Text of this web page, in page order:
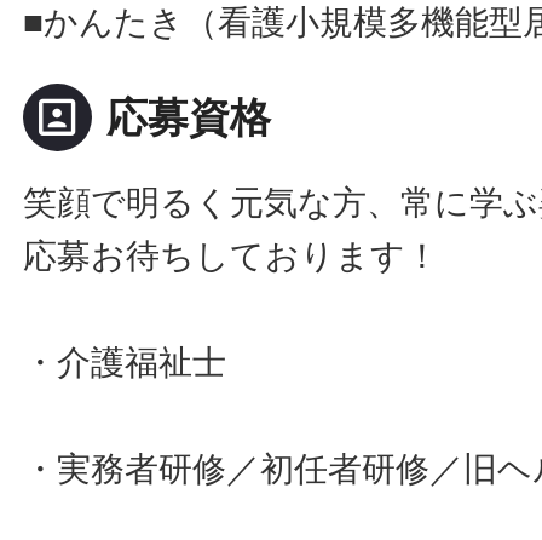
■かんたき（看護小規模多機能型
portrait 応募資格
笑顔で明るく元気な方、常に学
応募お待ちしております！
・介護福祉士
・実務者研修／初任者研修／旧